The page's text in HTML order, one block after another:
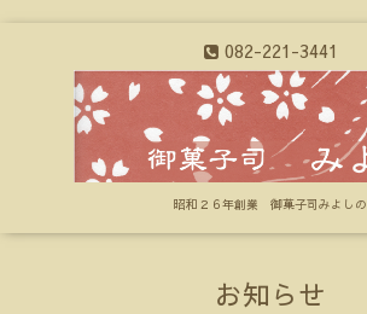
082-221-3441
昭和２６年創業 御菓子司みよしの
お知らせ